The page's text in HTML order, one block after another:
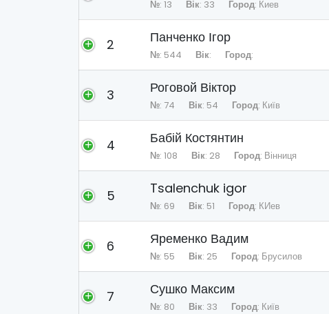
№: 13 Вік: 33 Город: Киев
2 Панченко Ігор
№: 544 Вік: Город:
3 Роговой Віктор
№: 74 Вік: 54 Город: Київ
4 Бабій Костянтин
№: 108 Вік: 28 Город: Вінниця
5 Tsalenchuk igor
№: 69 Вік: 51 Город: КИев
6 Яременко Вадим
№: 55 Вік: 25 Город: Брусилов
7 Сушко Максим
№: 80 Вік: 33 Город: Київ